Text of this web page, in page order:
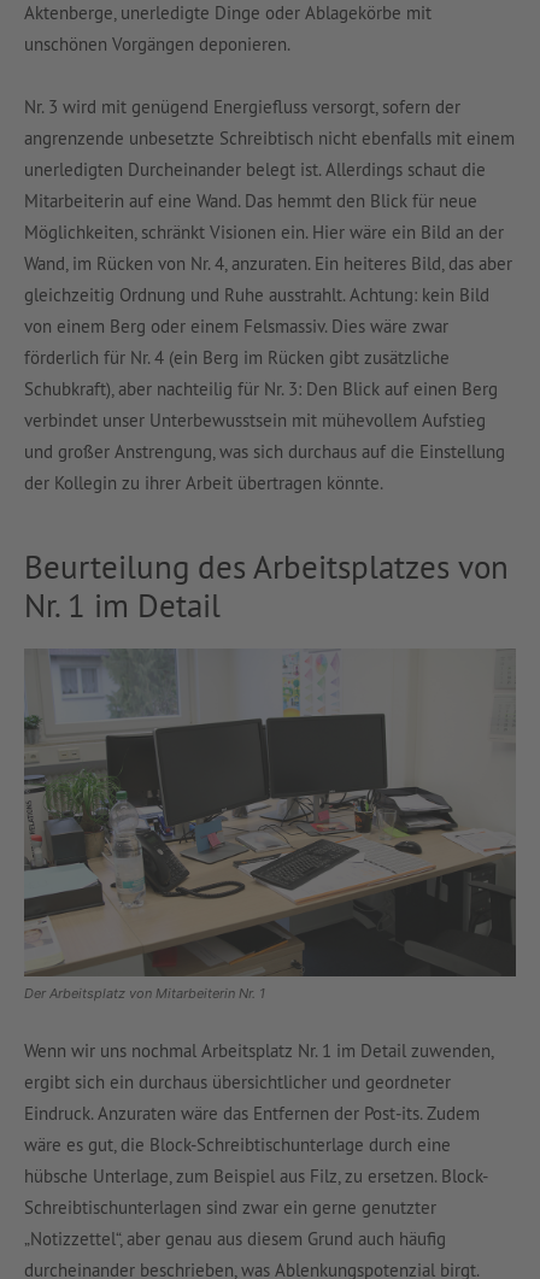
Aktenberge, unerledigte Dinge oder Ablagekörbe mit
unschönen Vorgängen deponieren.
Nr. 3 wird mit genügend Energiefluss versorgt, sofern der
angrenzende unbesetzte Schreibtisch nicht ebenfalls mit einem
unerledigten Durcheinander belegt ist. Allerdings schaut die
Mitarbeiterin auf eine Wand. Das hemmt den Blick für neue
Möglichkeiten, schränkt Visionen ein. Hier wäre ein Bild an der
Wand, im Rücken von Nr. 4, anzuraten. Ein heiteres Bild, das aber
gleichzeitig Ordnung und Ruhe ausstrahlt. Achtung: kein Bild
von einem Berg oder einem Felsmassiv. Dies wäre zwar
förderlich für Nr. 4 (ein Berg im Rücken gibt zusätzliche
Schubkraft), aber nachteilig für Nr. 3: Den Blick auf einen Berg
verbindet unser Unterbewusstsein mit mühevollem Aufstieg
und großer Anstrengung, was sich durchaus auf die Einstellung
der Kollegin zu ihrer Arbeit übertragen könnte.
Beurteilung des Arbeitsplatzes von
Nr. 1 im Detail
Der Arbeitsplatz von Mitarbeiterin Nr. 1
Wenn wir uns nochmal Arbeitsplatz Nr. 1 im Detail zuwenden,
ergibt sich ein durchaus übersichtlicher und geordneter
Eindruck. Anzuraten wäre das Entfernen der Post-its. Zudem
wäre es gut, die Block-Schreibtischunterlage durch eine
hübsche Unterlage, zum Beispiel aus Filz, zu ersetzen. Block-
Schreibtischunterlagen sind zwar ein gerne genutzter
„Notizzettel“, aber genau aus diesem Grund auch häufig
durcheinander beschrieben, was Ablenkungspotenzial birgt.